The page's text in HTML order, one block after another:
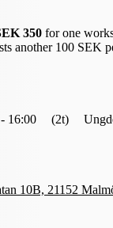
350 for one
another 100 SEK
16:00 (2t)
10B, 21152